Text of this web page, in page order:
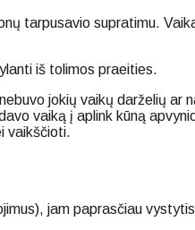
tarpusavio supratimu.
iš tolimos praeities.
jokių vaikų darželių
vaiką į aplink kūną
vaikščioti.
jam paprasčiau